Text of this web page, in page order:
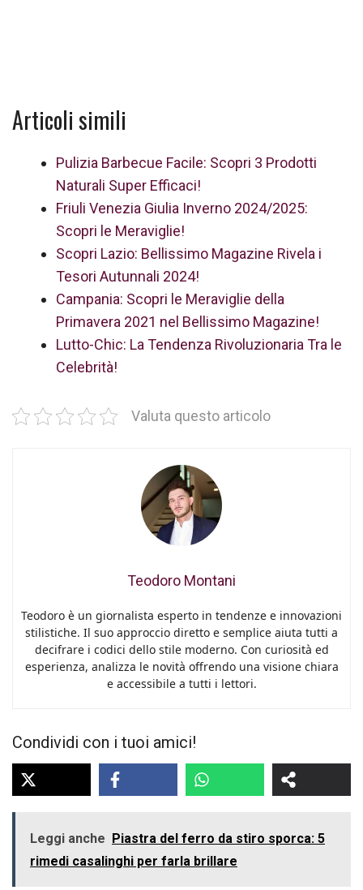
Articoli simili
Pulizia Barbecue Facile: Scopri 3 Prodotti
Naturali Super Efficaci!
Friuli Venezia Giulia Inverno 2024/2025:
Scopri le Meraviglie!
Scopri Lazio: Bellissimo Magazine Rivela i
Tesori Autunnali 2024!
Campania: Scopri le Meraviglie della
Primavera 2021 nel Bellissimo Magazine!
Lutto-Chic: La Tendenza Rivoluzionaria Tra le
Celebrità!
Valuta questo articolo
Teodoro Montani
Teodoro è un giornalista esperto in tendenze e innovazioni
stilistiche. Il suo approccio diretto e semplice aiuta tutti a
decifrare i codici dello stile moderno. Con curiosità ed
esperienza, analizza le novità offrendo una visione chiara
e accessibile a tutti i lettori.
Condividi con i tuoi amici!
Leggi anche Piastra del ferro da stiro sporca: 5
rimedi casalinghi per farla brillare